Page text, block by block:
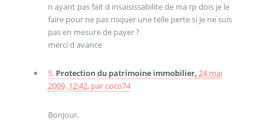
n ayant pas fait d insaisissabilite de ma rp dois je le
faire pour ne pas risquer une telle perte si je ne suis
pas en mesure de payer ?
merci d avance
5. Protection du patrimoine immobilier,24 mai
2009, 12:42, parcoco74
Bonjour,